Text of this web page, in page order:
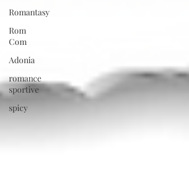
Romantasy
Rom
Com
Adonia
romance
sportive
spicy